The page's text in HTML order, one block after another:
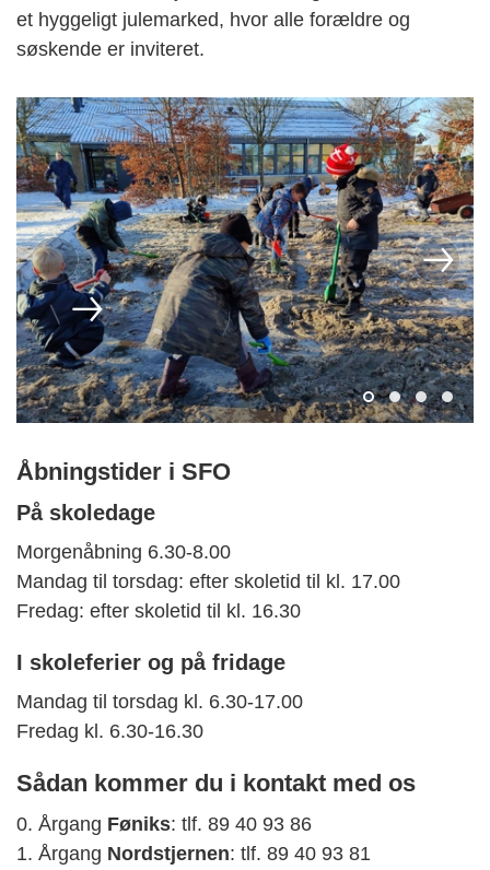
et hyggeligt julemarked, hvor alle forældre og
søskende er inviteret.
Åbningstider i SFO
På skoledage
Morgenåbning 6.30-8.00
Mandag til torsdag: efter skoletid til kl. 17.00
Fredag: efter skoletid til kl. 16.30
I skoleferier og på fridage
Mandag til torsdag kl. 6.30-17.00
Fredag kl. 6.30-16.30
Sådan kommer du i kontakt med os
0. Årgang Føniks: tlf. 89 40 93 86
1. Årgang Nordstjernen: tlf. 89 40 93 81